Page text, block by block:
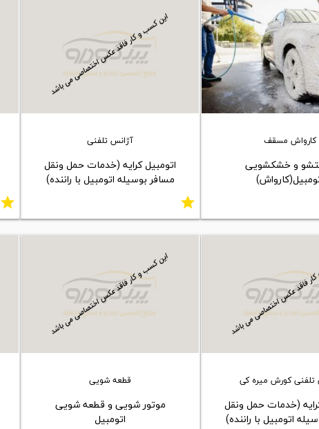
کارواش مسقف
و خشکشویی
آژانس تلفنی
اتومبیل کرایه (خدمات حمل ونقل
مسافر بوسیله اتومبیل با راننده)
star
star
تلفنی کورش میره کی
(خدمات حمل ونقل
اتومبیل با راننده)
قطعه شویی
موتور شویی و قطعه شویی
اتومبیل